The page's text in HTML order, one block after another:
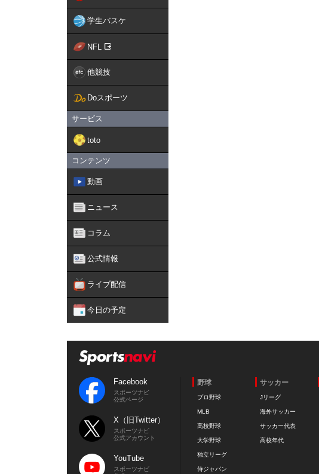
学生バスケ
NFL
他競技
Doスポーツ
サービス
toto
コンテンツ
動画
ニュース
コラム
公式情報
ライブ配信
今日の予定
Facebook
スポーツナビ
公式ページ
X（旧Twitter）
スポーツナビ
公式アカウント
YouTube
スポーツナビ
野球
プロ野球
MLB
高校野球
大学野球
独立リーグ
侍ジャパン
サッカー
Jリーグ
海外サッカー
サッカー代表
高校年代